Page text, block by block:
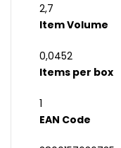
2,7
Item Volume
0,0452
Items per box
1
EAN Code